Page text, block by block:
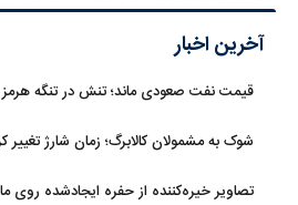
آخرین اخبار
قیمت نفت صعودی ماند؛ تنش در تنگه هرمز برنت را
شوک به مشمولان کالابرگ؛ زمان شارژ تغییر
تصاویر خیره‌کننده از حفره ایجادشده